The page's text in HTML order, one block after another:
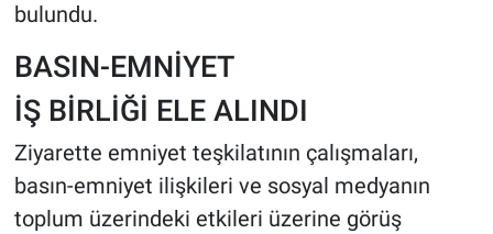
bulundu.
BASIN-EMNİYET
İŞ BİRLİĞİ ELE ALINDI
Ziyarette emniyet teşkilatının çalışmaları,
basın-emniyet ilişkileri ve sosyal medyanın
toplum üzerindeki etkileri üzerine görüş